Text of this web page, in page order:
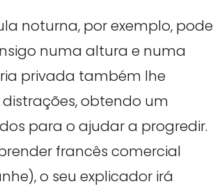
noturna, por exemplo, pode
numa altura e numa
privada também lhe
obtendo um
para o ajudar a progredir.
francês comercial
o seu explicador irá